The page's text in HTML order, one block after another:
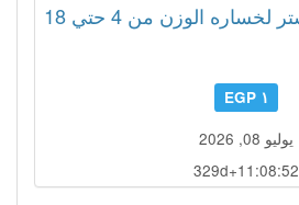
كبسولات سليم ماستر لخساره الوزن من 4 حتي 18
١ EGP
يوليو 08, 2026
329d+11:08:49